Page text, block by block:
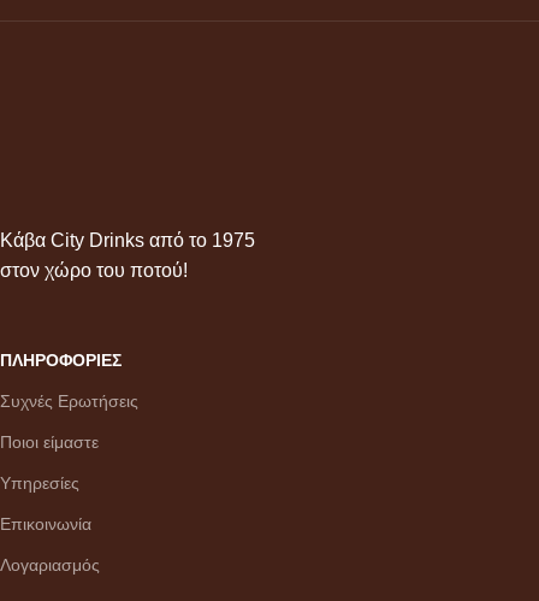
Κάβα City Drinks από το 1975
στον χώρο του ποτού!
ΠΛΗΡΟΦΟΡΙΕΣ
Συχνές Ερωτήσεις
Ποιοι είμαστε
Υπηρεσίες
Επικοινωνία
Λογαριασμός